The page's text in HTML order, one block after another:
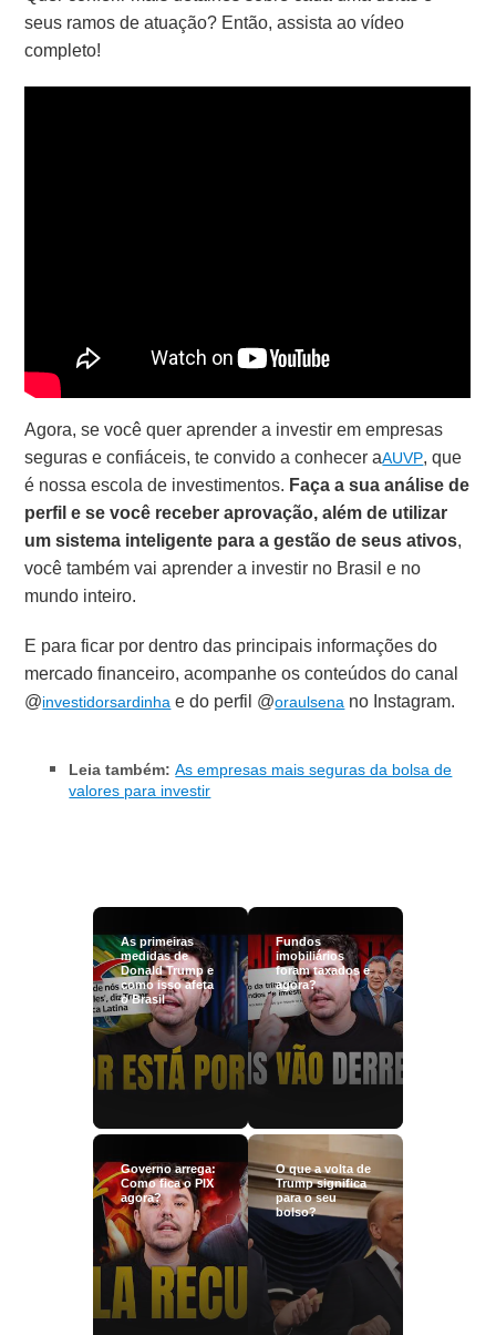
seus ramos de atuação? Então, assista ao vídeo
completo!
Agora, se você quer aprender a investir em empresas
seguras e confiáceis, te convido a conhecer aAUVP, que
é nossa escola de investimentos. Faça a sua análise de
perfil e se você receber aprovação, além de utilizar
um sistema inteligente para a gestão de seus ativos,
você também vai aprender a investir no Brasil e no
mundo inteiro.
E para ficar por dentro das principais informações do
mercado financeiro, acompanhe os conteúdos do canal
@investidorsardinha e do perfil @oraulsena no Instagram.
Leia também: As empresas mais seguras da bolsa de
valores para investir
As primeiras
medidas de
Donald Trump e
como isso afeta
o Brasil
Fundos
imobiliários
foram taxados e
agora?
Governo arrega:
Como fica o PIX
agora?
O que a volta de
Trump significa
para o seu
bolso?